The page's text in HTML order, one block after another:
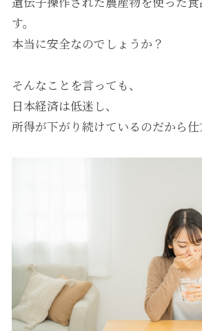
す。
本当に安全なのでしょうか？
そんなことを言っても、
日本経済は低迷し、
所得が下がり続けているのだから